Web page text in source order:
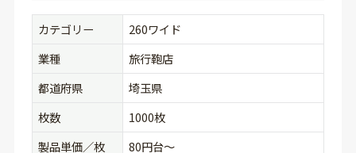
カテゴリー
260ワイド
業種
旅行鞄店
都道府県
埼玉県
枚数
1000枚
製品単価／枚
80円台〜